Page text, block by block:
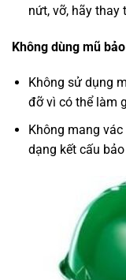
nứt, vỡ, hãy thay
Không dùng mũ
Không sử dụng
đỡ vì có thể làm
Không mang
dạng kết cấu bảo